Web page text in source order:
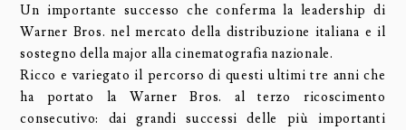
Un importante successo che conferma la leadership di
Warner Bros. nel mercato della distribuzione italiana e il
sostegno della major alla cinematografia nazionale.
Ricco e variegato il percorso di questi ultimi tre anni che
ha portato la Warner Bros. al terzo ricoscimento
consecutivo: dai grandi successi delle più importanti